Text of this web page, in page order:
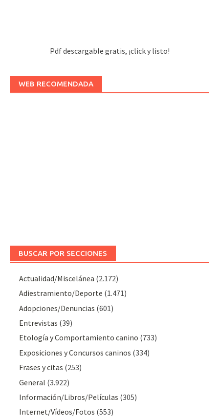
Pdf descargable gratis, ¡click y listo!
WEB RECOMENDADA
BUSCAR POR SECCIONES
Actualidad/Miscelánea (2.172)
Adiestramiento/Deporte (1.471)
Adopciones/Denuncias (601)
Entrevistas (39)
Etología y Comportamiento canino (733)
Exposiciones y Concursos caninos (334)
Frases y citas (253)
General (3.922)
Información/Libros/Películas (305)
Internet/Vídeos/Fotos (553)